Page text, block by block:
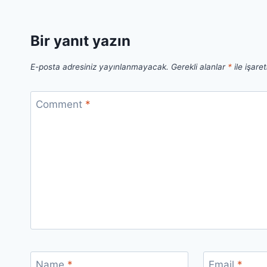
Bir yanıt yazın
E-posta adresiniz yayınlanmayacak. Gerekli alanlar * ile
Comment *